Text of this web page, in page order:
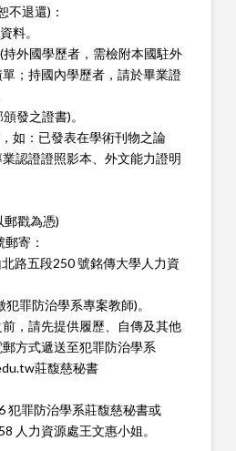
不退還)：
料。
外國學歷者，需檢附本國駐外
；持國內學歷者，請於畢業證
發之證書)。
如：已發表在學術刊物之論
認證證照影本、外文能力證明
郵戳為憑)
寄：
路五段250 號銘傳大學人力資
罪防治學系專案教師)。
，請先提供履歷、自傳及其他
方式遞送至犯罪防治學系
莊馥慈秘書
犯罪防治學系莊馥慈秘書或
人力資源處王文惠小姐。